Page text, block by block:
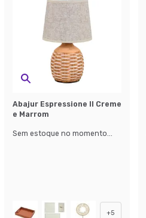
Abajur Espressione II Creme
e Marrom
Sem estoque no momento...
+5